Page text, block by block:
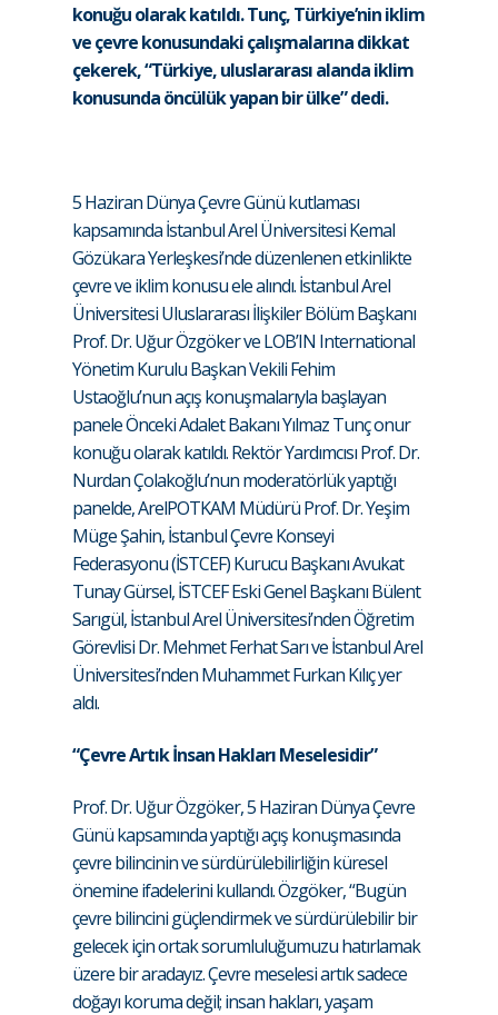
konuğu olarak katıldı. Tunç, Türkiye’nin iklim
ve çevre konusundaki çalışmalarına dikkat
çekerek, “Türkiye, uluslararası alanda iklim
konusunda öncülük yapan bir ülke” dedi.
5 Haziran Dünya Çevre Günü kutlaması
kapsamında İstanbul Arel Üniversitesi Kemal
Gözükara Yerleşkesi’nde düzenlenen etkinlikte
çevre ve iklim konusu ele alındı. İstanbul Arel
Üniversitesi Uluslararası İlişkiler Bölüm Başkanı
Prof. Dr. Uğur Özgöker ve LOB’IN International
Yönetim Kurulu Başkan Vekili Fehim
Ustaoğlu’nun açış konuşmalarıyla başlayan
panele Önceki Adalet Bakanı Yılmaz Tunç onur
konuğu olarak katıldı. Rektör Yardımcısı Prof. Dr.
Nurdan Çolakoğlu’nun moderatörlük yaptığı
panelde, ArelPOTKAM Müdürü Prof. Dr. Yeşim
Müge Şahin, İstanbul Çevre Konseyi
Federasyonu (İSTCEF) Kurucu Başkanı Avukat
Tunay Gürsel, İSTCEF Eski Genel Başkanı Bülent
Sarıgül, İstanbul Arel Üniversitesi’nden Öğretim
Görevlisi Dr. Mehmet Ferhat Sarı ve İstanbul Arel
Üniversitesi’nden Muhammet Furkan Kılıç yer
aldı.
“Çevre Artık İnsan Hakları Meselesidir”
Prof. Dr. Uğur Özgöker, 5 Haziran Dünya Çevre
Günü kapsamında yaptığı açış konuşmasında
çevre bilincinin ve sürdürülebilirliğin küresel
önemine ifadelerini kullandı. Özgöker, “Bugün
çevre bilincini güçlendirmek ve sürdürülebilir bir
gelecek için ortak sorumluluğumuzu hatırlamak
üzere bir aradayız. Çevre meselesi artık sadece
doğayı koruma değil; insan hakları, yaşam